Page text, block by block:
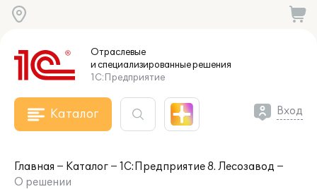
Отраслевые
и специализированныерешения
1С:Предприятие
Каталог Вход
Главная Каталог
1С:Предприятие 8. Лесозавод
О решении